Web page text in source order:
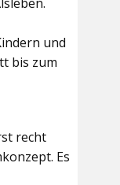
und
bis zum
recht
Es